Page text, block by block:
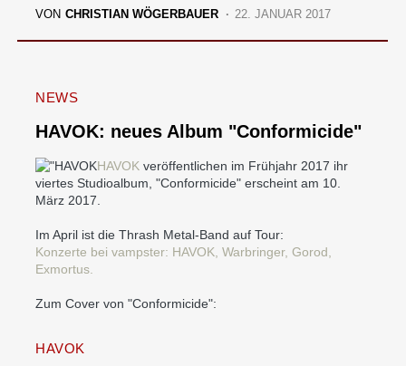
VON CHRISTIAN WÖGERBAUER 22. JANUAR 2017
NEWS
HAVOK: neues Album "Conformicide"
HAVOK veröffentlichen im Frühjahr 2017 ihr
viertes Studioalbum, "Conformicide" erscheint am 10.
März 2017.
Im April ist die Thrash Metal-Band auf Tour:
Konzerte bei vampster: HAVOK, Warbringer, Gorod,
Exmortus.
Zum Cover von "Conformicide":
HAVOK